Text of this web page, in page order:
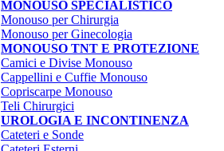
MONOUSO SPECIALISTICO
Monouso per Chirurgia
Monouso per Ginecologia
MONOUSO TNT E PROTEZIONE
Camici e Divise Monouso
Cappellini e Cuffie Monouso
Copriscarpe Monouso
Teli Chirurgici
UROLOGIA E INCONTINENZA
Cateteri e Sonde